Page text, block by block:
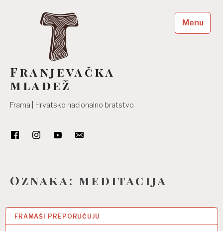
Franjevačka
mladež
Frama | Hrvatsko nacionalno bratstvo
Menu
Oznaka: meditacija
FRAMAŠI PREPORUČUJU
26 SVI 2021